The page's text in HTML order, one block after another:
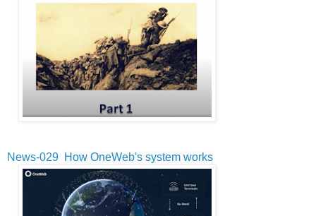
News-029 How OneWeb's system works